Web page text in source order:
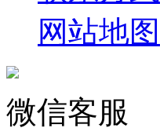
网站地图
微信客服